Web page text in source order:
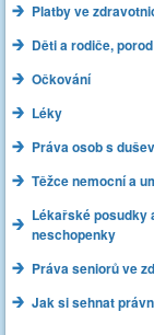
Platby ve
Děti a rodiče, porod
Očkování
Léky
Práva osob s
Těžce nemocní a
Lékařské posudky
neschopenky
Práva seniorů ve
Jak si sehnat